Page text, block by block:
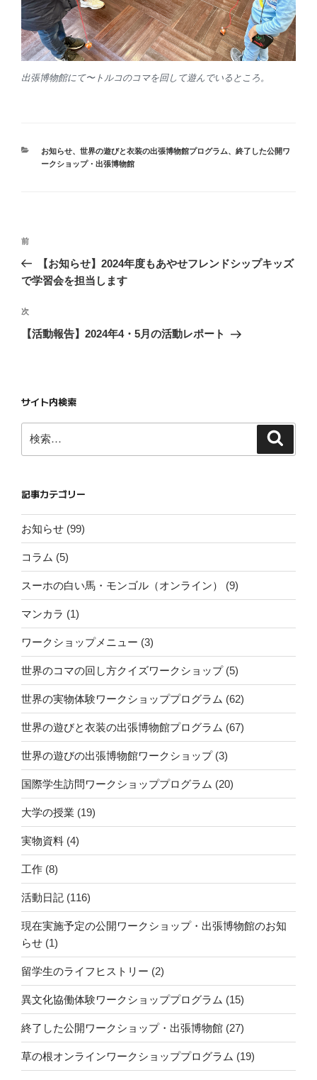
出張博物館にて〜トルコのコマを回して遊んでいるところ。
カ
テ
お知らせ、 世界の遊びと衣装の出張博物館プログラム、 終了した公開ワ
ークショップ・出張博物館
投
ナ
ゲ
ー
前
の
投
前
【お知らせ】2024年度もあやせフレンドシップキッズ
で学習会を担当します
次
の
次
【活動報告】2024年4・5月の活動レポート
サイト内検索
検
索:
記事カテゴリー
お知らせ (99)
コラム (5)
スーホの白い馬・モンゴル（オンライン） (9)
マンカラ (1)
ワークショップメニュー (3)
世界のコマの回し方クイズワークショップ(5)
世界の実物体験ワークショッププログラム (62)
世界の遊びと衣装の出張博物館プログラム (67)
世界の遊びの出張博物館ワークショップ(3)
国際学生訪問ワークショッププログラム (20)
大学の授業 (19)
実物資料 (4)
工作 (8)
活動日記 (116)
現在実施予定の公開ワークショップ・出張博物館のお知
らせ (1)
留学生のライフヒストリー (2)
異文化協働体験ワークショッププログラム (15)
終了した公開ワークショップ・出張博物館 (27)
草の根オンラインワークショッププログラム (19)